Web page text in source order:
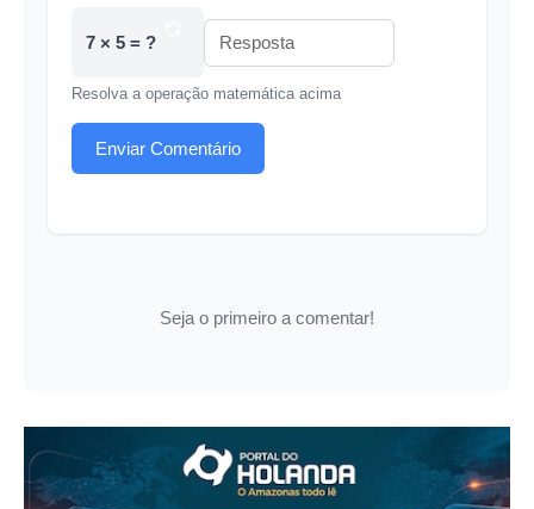
7 × 5 = ?
Resolva a operação matemática acima
Enviar Comentário
Seja o primeiro a comentar!